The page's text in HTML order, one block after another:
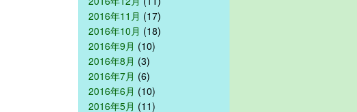
2016年11月 (17)
2016年10月 (18)
2016年9月 (10)
2016年8月 (3)
2016年7月 (6)
2016年6月 (10)
2016年5月 (11)